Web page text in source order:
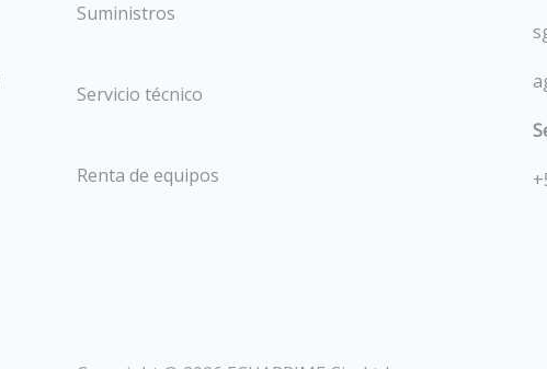
Suministros
Servicio técnico
Renta de equipos